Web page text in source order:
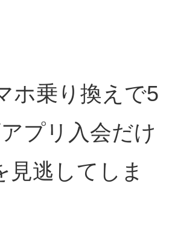
ホ乗り換えで5
プリ入会だけ
見逃してしま